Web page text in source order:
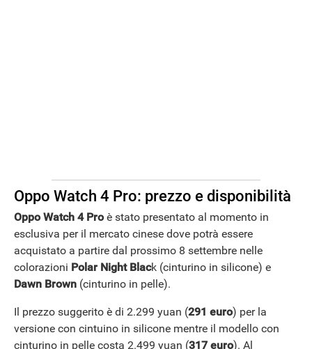
Oppo Watch 4 Pro: prezzo e disponibilità
Oppo Watch 4 Proè stato presentato al momento in
esclusiva per il mercato cinese dove potrà essere
acquistato a partire dal prossimo 8 settembre nelle
colorazioni Polar Night Black (cinturino in silicone) e
Dawn Brown (cinturino in pelle).
Il prezzo suggerito è di 2.299 yuan (291 euro) per la
versione con cintuino in silicone mentre il modello con
cinturino in pelle costa 2.499 yuan (317 euro). Al